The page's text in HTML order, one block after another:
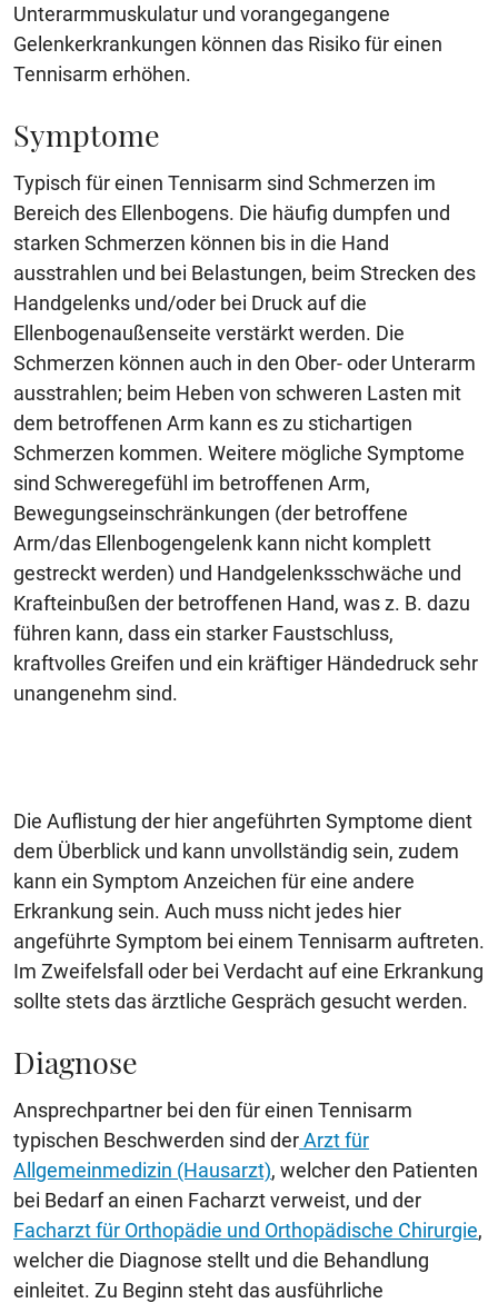
Unterarmmuskulatur und vorangegangene
Gelenkerkrankungen können das Risiko für einen
Tennisarm erhöhen.
Symptome
Typisch für einen Tennisarm sind Schmerzen im
Bereich des Ellenbogens. Die häufig dumpfen und
starken Schmerzen können bis in die Hand
ausstrahlen und bei Belastungen, beim Strecken des
Handgelenks und/oder bei Druck auf die
Ellenbogenaußenseite verstärkt werden. Die
Schmerzen können auch in den Ober- oder Unterarm
ausstrahlen; beim Heben von schweren Lasten mit
dem betroffenen Arm kann es zu stichartigen
Schmerzen kommen. Weitere mögliche Symptome
sind Schweregefühl im betroffenen Arm,
Bewegungseinschränkungen (der betroffene
Arm/das Ellenbogengelenk kann nicht komplett
gestreckt werden) und Handgelenksschwäche und
Krafteinbußen der betroffenen Hand, was z. B. dazu
führen kann, dass ein starker Faustschluss,
kraftvolles Greifen und ein kräftiger Händedruck sehr
unangenehm sind.
Die Auflistung der hier angeführten Symptome dient
dem Überblick und kann unvollständig sein, zudem
kann ein Symptom Anzeichen für eine andere
Erkrankung sein. Auch muss nicht jedes hier
angeführte Symptom bei einem Tennisarm auftreten.
Im Zweifelsfall oder bei Verdacht auf eine Erkrankung
sollte stets das ärztliche Gespräch gesucht werden.
Diagnose
Ansprechpartner bei den für einen Tennisarm
typischen Beschwerden sind derArzt für
Allgemeinmedizin (Hausarzt), welcher den Patienten
bei Bedarf an einen Facharzt verweist, und der
Facharzt für Orthopädie und Orthopädische Chirurgie,
welcher die Diagnose stellt und die Behandlung
einleitet. Zu Beginn steht das ausführliche